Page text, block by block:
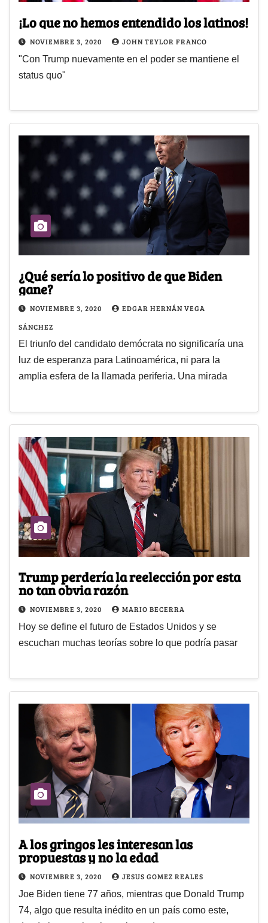
¡Lo que no hemos entendido los latinos!
NOVIEMBRE 3, 2020 JOHN TEYLOR FRANCO
"Con Trump nuevamente en el poder se mantiene el
status quo"
¿Qué sería lo positivo de que Biden
gane?
NOVIEMBRE 3, 2020
EDGAR HERNÁN VEGA
SÁNCHEZ
El triunfo del candidato demócrata no significaría una
luz de esperanza para Latinoamérica, ni para la
amplia esfera de la llamada periferia. Una mirada
Trump perdería la reelección por esta
no tan obvia razón
NOVIEMBRE 3, 2020 MARIO BECERRA
Hoy se define el futuro de Estados Unidos y se
escuchan muchas teorías sobre lo que podría pasar
A los gringos les interesan las
propuestas y no la edad
NOVIEMBRE 3, 2020 JESUS GOMEZ REALES
Joe Biden tiene 77 años, mientras que Donald Trump
74, algo que resulta inédito en un país como este,